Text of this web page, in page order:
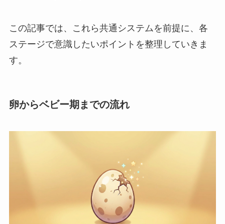
この記事では、これら共通システムを前提に、各
ステージで意識したいポイントを整理していきま
す。
卵からベビー期までの流れ